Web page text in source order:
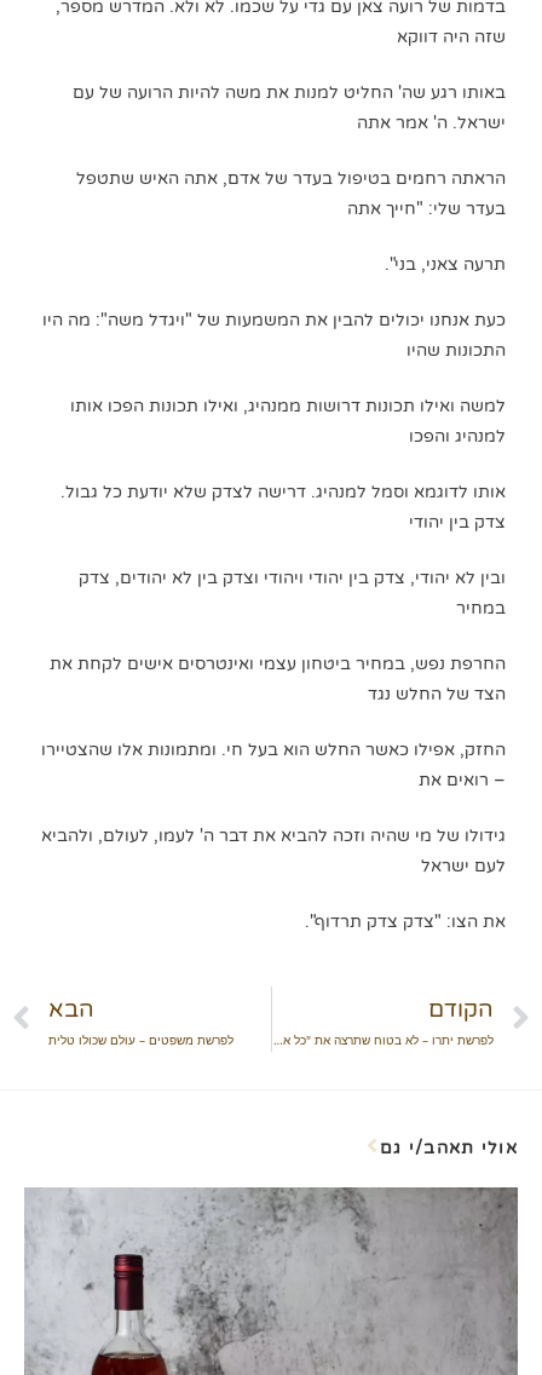
בדמות של רועה צאן עם גדי על שכמו. לא ולא. המדרש מספר,
שזה היה דווקא
באותו רגע שה' החליט למנות את משה להיות הרועה של עם
ישראל. ה' אמר אתה
הראתה רחמים בטיפול בעדר של אדם, אתה האיש שתטפל
בעדר שלי: "חייך אתה
תרעה צאני, בני".
כעת אנחנו יכולים להבין את המשמעות של "ויגדל משה": מה היו
התכונות שהיו
למשה ואילו תכונות דרושות ממנהיג, ואילו תכונות הפכו אותו
למנהיג והפכו
אותו לדוגמא וסמל למנהיג. דרישה לצדק שלא יודעת כל גבול.
צדק בין יהודי
ובין לא יהודי, צדק בין יהודי ויהודי וצדק בין לא יהודים, צדק
במחיר
החרפת נפש, במחיר ביטחון עצמי ואינטרסים אישים לקחת את
הצד של החלש נגד
החזק, אפילו כאשר החלש הוא בעל חי. ומתמונות אלו שהצטיירו
– רואים את
גידולו של מי שהיה וזכה להביא את דבר ה' לעמו, לעולם, ולהביא
לעם ישראל
את הצו: "צדק צדק תרדוף".
הקודם
לפרשת יתרו – לא בטוח שתרצה את "כל אשר לרעך"
הבא
לפרשת משפטים – עולם שכולו טלית
אולי תאהב/י גם